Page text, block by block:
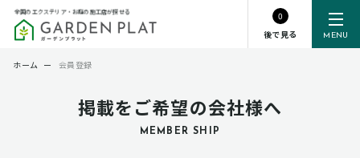
MENU
全国のエクステリア・お庭の施工店が探せる
0
後で見る
掲載をご希望の会社様へ
MEMBER SHIP
ホーム ー 会員登録